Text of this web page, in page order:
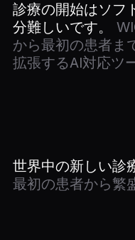
診療の開始はソフ
分難しいです。
から最初の患者ま
拡張するAI対応ツ
世界中の新しい診
最初の患者から繁